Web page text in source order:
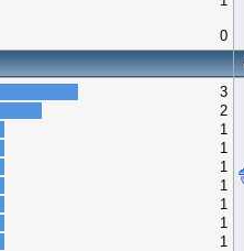
0
3
2
1
1
1
1
1
1
1